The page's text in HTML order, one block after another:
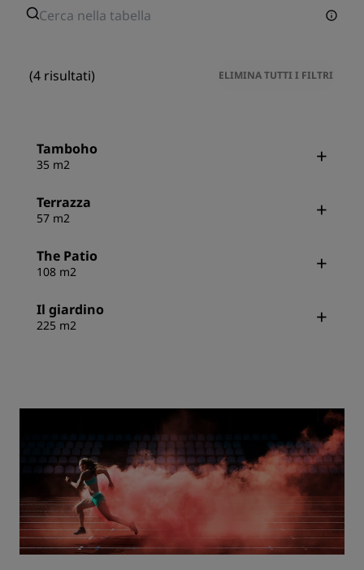
(4 risultati) ELIMINA TUTTI I FILTRI
Tamboho
35 m2
Terrazza
57 m2
The Patio
108 m2
Il giardino
225 m2